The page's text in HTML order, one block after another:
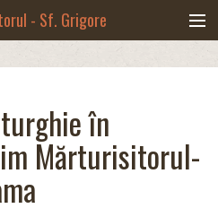
- Sf. Grigore
în
Mărturisitorul-